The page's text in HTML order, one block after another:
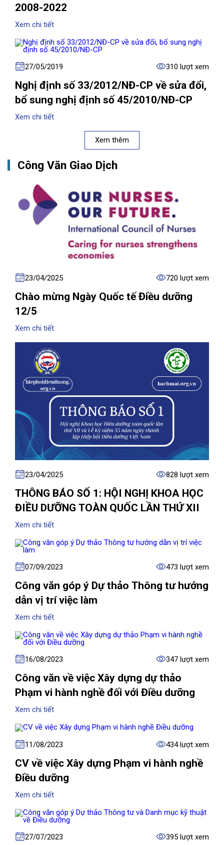
2008-2022
Xem chi tiết
27/05/2019 310 lượt xem
Nghị định số 33/2012/NĐ-CP về sửa đổi,
bổ sung nghị định số 45/2010/NĐ-CP
Xem chi tiết
Xem thêm
Công Văn Giao Dịch
23/04/2025 720 lượt xem
Chào mừng Ngày Quốc tế Điều dưỡng
12/5
Xem chi tiết
23/04/2025 828 lượt xem
THÔNG BÁO SỐ 1: HỘI NGHỊ KHOA HỌC
ĐIỀU DƯỠNG TOÀN QUỐC LẦN THỨ XII
Xem chi tiết
07/09/2023 473 lượt xem
Công văn góp ý Dự thảo Thông tư hướng
dẫn vị trí việc làm
Xem chi tiết
16/08/2023 347 lượt xem
Công văn về việc Xây dựng dự thảo
Phạm vi hành nghề đối với Điều dưỡng
Xem chi tiết
11/08/2023 434 lượt xem
CV về việc Xây dựng Phạm vi hành nghề
Điều dưỡng
Xem chi tiết
27/07/2023 395 lượt xem